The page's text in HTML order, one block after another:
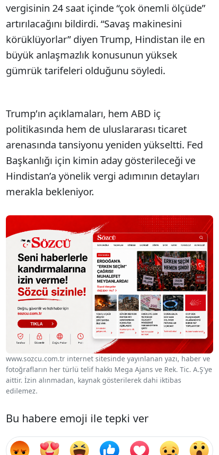
vergisinin 24 saat içinde “çok önemli ölçüde”
artırılacağını bildirdi. “Savaş makinesini
körüklüyorlar” diyen Trump, Hindistan ile en
büyük anlaşmazlık konusunun yüksek
gümrük tarifeleri olduğunu söyledi.
Trump’ın açıklamaları, hem ABD iç
politikasında hem de uluslararası ticaret
arenasında tansiyonu yeniden yükseltti. Fed
Başkanlığı için kimin aday gösterileceği ve
Hindistan’a yönelik vergi adımının detayları
merakla bekleniyor.
www.sozcu.com.tr internet sitesinde yayınlanan yazı, haber ve
fotoğrafların her türlü telif hakkı Mega Ajans ve Rek. Tic. A.Ş'ye
aittir. İzin alınmadan, kaynak gösterilerek dahi iktibas
edilemez.
Bu habere emoji ile tepki ver